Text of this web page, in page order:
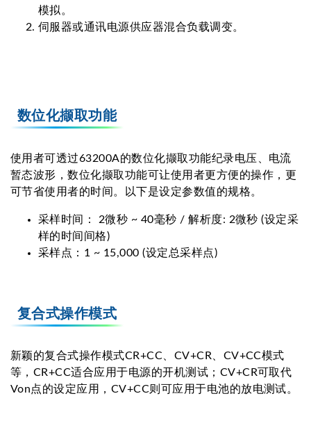
模拟。
伺服器或通讯电源供应器混合负载调变。
数位化撷取功能
使用者可透过63200A的数位化撷取功能纪录电压、电流
暂态波形，数位化撷取功能可让使用者更方便的操作，更
可节省使用者的时间。以下是设定参数值的规格。
采样时间： 2微秒 ~ 40毫秒 / 解析度: 2微秒 (设定采
样的时间间格)
采样点：1 ~ 15,000 (设定总采样点)
复合式操作模式
新颖的复合式操作模式CR+CC、CV+CR、CV+CC模式
等，CR+CC适合应用于电源的开机测试；CV+CR可取代
Von点的设定应用，CV+CC则可应用于电池的放电测试。